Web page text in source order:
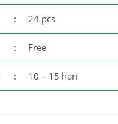
: 24 pcs
: Free
: 10 – 15 hari